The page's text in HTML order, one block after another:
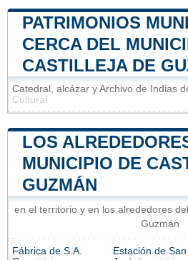
PATRIMONIOS
CERCA DEL
CASTILLEJA DE
Catedral, alcázar y Archivo de Indias
Cultural
LOS
MUNICIPIO DE
GUZMÁN
en el territorio y en los alrededores
Guzmán
Fábrica de S.A.
Estación de San